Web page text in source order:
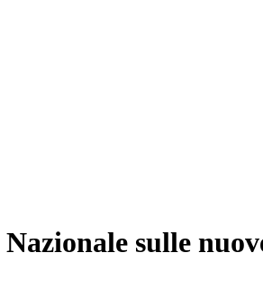
sulle